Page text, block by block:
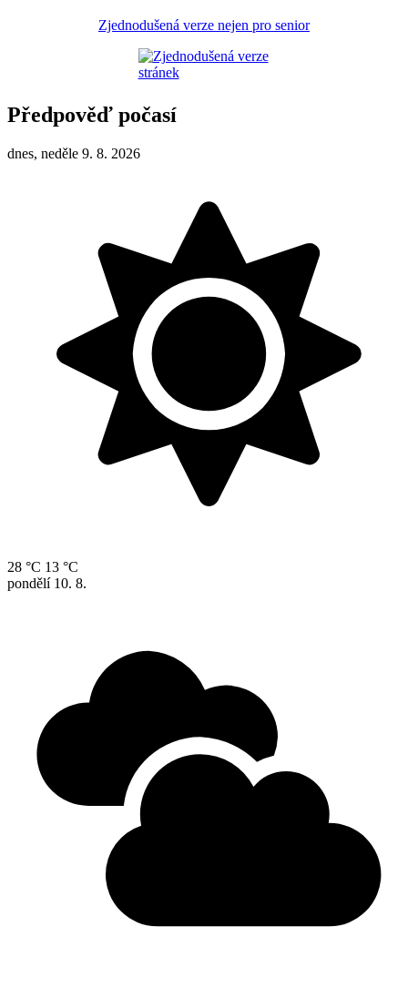
Zjednodušená verze nejen pro senior
Předpověď počasí
dnes, neděle 9. 8. 2026
28 °C 13 °C
pondělí 10. 8.